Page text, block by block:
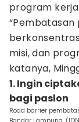
program
“Pembatasan
misi, dan
katanya,
1. Ingin
bagi paslon
Road barrier